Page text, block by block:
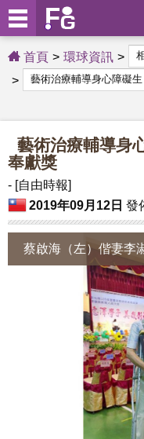
首頁 環球資訊
藝術治療輔導身
奉獻獎
- [自由時報]
2019年09月12日 發
蔡啟海（左）偕妻李